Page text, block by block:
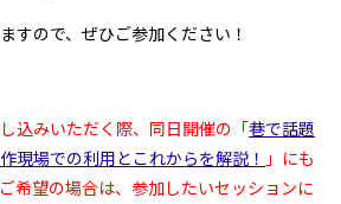
すので、ぜひご参加ください！
込みいただく際、同日開催の「巷で話題
現場での利用とこれからを解説！ 」にも
希望の場合は、参加したいセッションに